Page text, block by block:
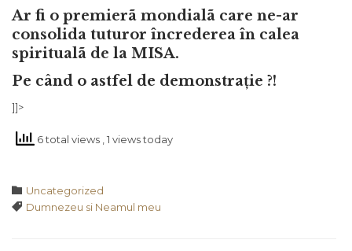
Ar fi o premierã mondialã care ne-ar
consolida tuturor încrederea în calea
spiritualã de la MISA.
Pe când o astfel de demonstrație ?!
]]>
6 total views , 1 views today
 Category
Uncategorized
 Tags
Dumnezeu si Neamul meu